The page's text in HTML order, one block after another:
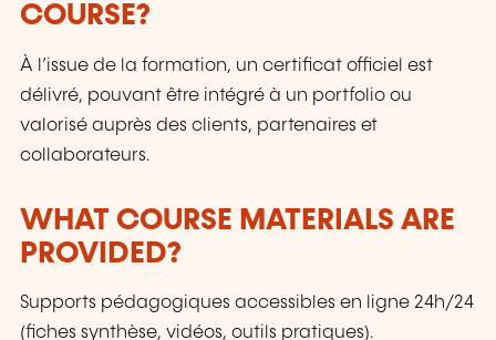
COURSE?
À l’issue de la formation, un certificat officiel est
délivré, pouvant être intégré à un portfolio ou
valorisé auprès des clients, partenaires et
collaborateurs.
WHAT COURSE MATERIALS ARE
PROVIDED?
Supports pédagogiques accessibles en ligne 24h/24
(fiches synthèse, vidéos, outils pratiques).